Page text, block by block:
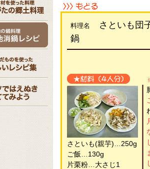
料理名
さといも団
鍋
さといも(親芋)…250g
ご飯…130g
片栗粉…大さじ1